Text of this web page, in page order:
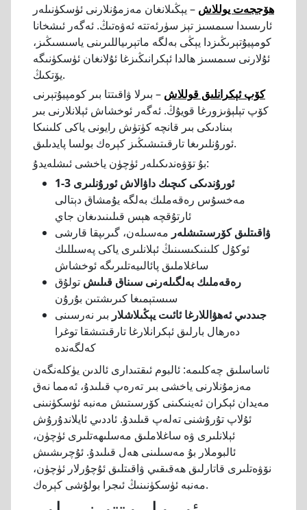
ھۆججەت يوللاش – يېڭىلانغان مەزمۇنلارنى ئۈسكۈنىلەر
ئارىسىدا سىمسىز تېز سۈرئەتتە ئەۋەتىڭ. ئەگەر ئىشخانا
كومپيۇتېرىڭىزدا يېڭى بەلگە ماتېرىياللىرىنى ياسىسىڭىز،
ئۇلارنى سىمسىز ھالدا ئېكرانىڭىزغا ئۇلانغان ئۈسكۈنىگە
يۆتكىڭ.
كۆپ ئېكرانلىق قوللاش – بىرلا ۋاقىتتا بىر كومپيۇتېرنى
كۆپ تېلېۋىزورغا قويۇڭ. ئەگەر ئوخشاش ئېلانلارنى بىر
بىنادىكى بىر قانچە كۈتۈش رايونى ياكى كلىنىكا
ئورۇنلىرىغا تارقىتىشىڭىز كېرەك بولسا پايدىلىق.
بۇ تۆۋەندىكىلەر ئۈچۈن ياخشى ئىشلەيدۇ:
1-3 ئورۇندىكى كىچىك داۋالاش ئورۇنلىرى
مەخسۇس رەقەملىك بەلگە يۇمشاق دېتالى
ئارتۇقچە ھېس قىلىنىدىغان جاي
ۋاقىتلىق كۆرسىتىشلەر مەسىلەن، گىرىپقا قارشى
ئوكۇل كلىنىكىسىنىڭ ئېلانلىرى ياكى پەسىللىك
ساغلاملىق پائالىيەتلىرىگە ئوخشاش
رەقەملىك بەلگىلەرنى سىناق قىلىش تولۇق
سىستېمىغا كىرىشتىن بۇرۇن
جىددىي ئەھۋاللارغا ئائىت يېڭىلاشلار بىر نەرسىنى
دەرھال بارلىق ئېكرانلارغا تارقىتىشقا توغرا
كەلگەندە
ئاساسلىق چەكلىمە: ئالبوم ئىقتىدارى ئالدىن يۈكلەنگەن
مەزمۇنلارنى ياخشى بىر تەرەپ قىلىدۇ، ئەمما نەق
مەيدان ئېكران ئەينىكىنى كۆرسىتىش مەنبە ئۈسكۈنىنى
ئۇلاپ تۇرۇشنى تەلەپ قىلىدۇ. ئاددىي ئايلاندۇرۇش
ئېلانلىرى ۋە ساغلاملىق مەسلىھەتلىرى ئۈچۈن،
ئالبوملار بۇ مەسىلىنى ھەل قىلىدۇ. ئۇچرىشىش
نۆۋەتلىرى قاتارلىق ھەقىقىي ۋاقىتلىق ئۇچۇرلار ئۈچۈن،
مەنبە ئۈسكۈنىنىڭ ئىجرا بولۇشى كېرەك.